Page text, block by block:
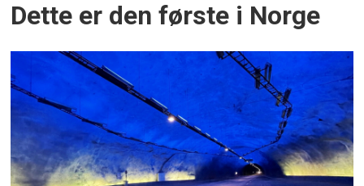
Dette er den første i Norge